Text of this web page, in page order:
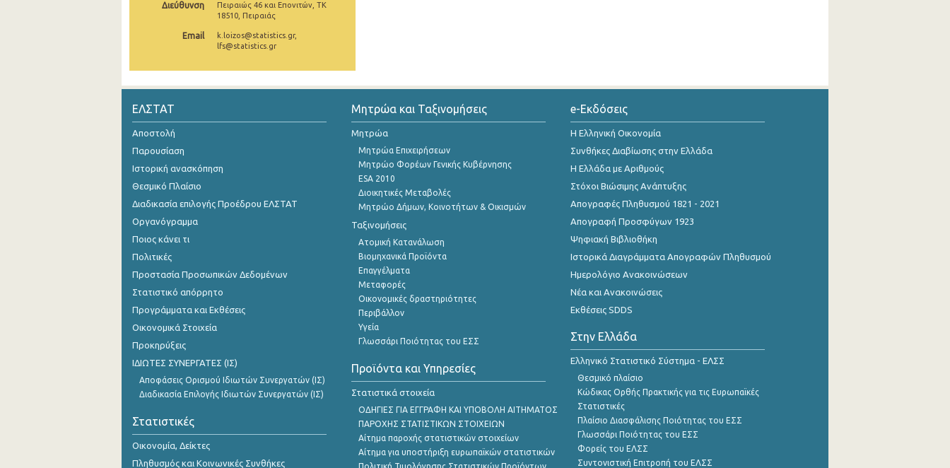
2o Τρίμηνο 2021
1o Τρίμηνο 2021
4o Τρίμηνο 2020
2o Τρίμηνο 2020
1o Τρίμηνο 2020
4o Τρίμηνο 2019
3o Τρίμηνο 2019
2o Τρίμηνο 2019
4o Τρίμηνο 2018
2o Τρίμηνο 2018
1o Τρίμηνο 2018
4o Τρίμηνο 2017
3o Τρίμηνο 2017
2o Τρίμηνο 2017
1o Τρίμηνο 2017
Διεύθυνση
Πειραιώς 46 και Επονιτών, ΤΚ
18510, Πειραιάς
Email
k.loizos@statistics.gr,
lfs@statistics.gr
ΕΛΣΤΑΤ
Αποστολή
Παρουσίαση
Ιστορική ανασκόπηση
Θεσμικό Πλαίσιο
Διαδικασία επιλογής Προέδρου ΕΛΣΤΑΤ
Οργανόγραμμα
Ποιος κάνει τι
Πολιτικές
Προστασία Προσωπικών Δεδομένων
Στατιστικό απόρρητο
Προγράμματα και Εκθέσεις
Οικονομικά Στοιχεία
Προκηρύξεις
ΙΔΙΩΤΕΣ ΣΥΝΕΡΓΑΤΕΣ (ΙΣ)
Αποφάσεις Ορισμού Ιδιωτών Συνεργατών (ΙΣ)
Διαδικασία Επιλογής Ιδιωτών Συνεργατών (ΙΣ)
Στατιστικές
Οικονομία, Δείκτες
Πληθυσμός και Κοινωνικές Συνθήκες
Μητρώα και Ταξινομήσεις
Μητρώα
Μητρώα Επιχειρήσεων
Μητρώο Φορέων Γενικής Κυβέρνησης
ESA 2010
Διοικητικές Μεταβολές
Μητρώο Δήμων, Κοινοτήτων & Οικισμών
Ταξινομήσεις
Ατομική Κατανάλωση
Βιομηχανικά Προϊόντα
Επαγγέλματα
Μεταφορές
Οικονομικές δραστηριότητες
Περιβάλλον
Υγεία
Γλωσσάρι Ποιότητας του ΕΣΣ
Προϊόντα και Υπηρεσίες
Στατιστικά στοιχεία
ΟΔΗΓΙΕΣ ΓΙΑ ΕΓΓΡΑΦΗ ΚΑΙ ΥΠΟΒΟΛΗ ΑΙΤΗΜΑΤΟΣ
ΠΑΡΟΧΗΣ ΣΤΑΤΙΣΤΙΚΩΝ ΣΤΟΙΧΕΙΩΝ
Αίτημα παροχής στατιστικών στοιχείων
Αίτημα για υποστήριξη ευρωπαϊκών στατιστικών
e-Εκδόσεις
Η Ελληνική Οικονομία
Συνθήκες Διαβίωσης στην Ελλάδα
Η Ελλάδα με Αριθμούς
Στόχοι Βιώσιμης Ανάπτυξης
Απογραφές Πληθυσμού 1821 - 2021
Απογραφή Προσφύγων 1923
Ψηφιακή Βιβλιοθήκη
Ιστορικά Διαγράμματα Απογραφών Πληθυσμού
Ημερολόγιο Ανακοινώσεων
Νέα και Ανακοινώσεις
Εκθέσεις SDDS
Στην Ελλάδα
Ελληνικό Στατιστικό Σύστημα - ΕΛΣΣ
Θεσμικό πλαίσιο
Κώδικας Ορθής Πρακτικής για τις Ευρωπαϊκές
Στατιστικές
Πλαίσιο Διασφάλισης Ποιότητας του ΕΣΣ
Γλωσσάρι Ποιότητας του ΕΣΣ
Φορείς του ΕΛΣΣ
Συντονιστική Επιτροπή του ΕΛΣΣ